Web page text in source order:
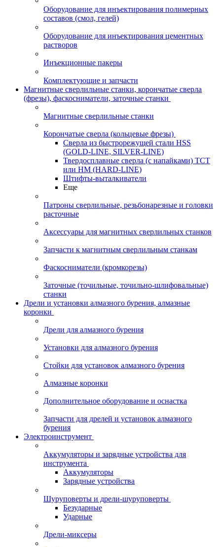
Оборудование для инъектирования полимерных
составов (смол, гелей)
Оборудование для инъектирования цементных
растворов
Инъекционные пакеры
Комплектующие и запчасти
Магнитные сверлильные станки, корончатые сверла
(фрезы), фаскосниматели, заточные станки
Магнитные сверлильные станки
Корончатые сверла (кольцевые фрезы)
Сверла из быстрорежущей стали HSS
(GOLD-LINE, SILVER-LINE)
Твердосплавные сверла (с напайками) ТСТ
или HM (HARD-LINE)
Штифты-выталкиватели
Еще
Патроны сверлильные, резьбонарезные и головки
расточные
Аксессуары для магнитных сверлильных станков
Запчасти к магнитным сверлильным станкам
Фаскосниматели (кромкорезы)
Заточные (точильные, точильно-шлифовальные)
станки
Дрели и установки алмазного бурения, алмазные
коронки
Дрели для алмазного бурения
Установки для алмазного бурения
Стойки для установок алмазного бурения
Алмазные коронки
Дополнительное оборудование и оснастка
Запчасти для дрелей и установок алмазного
бурения
Электроинструмент
Аккумуляторы и зарядные устройства для
инструмента
Аккумуляторы
Зарядные устройства
Шуруповерты и дрели-шуруповерты
Безударные
Ударные
Дрели-миксеры